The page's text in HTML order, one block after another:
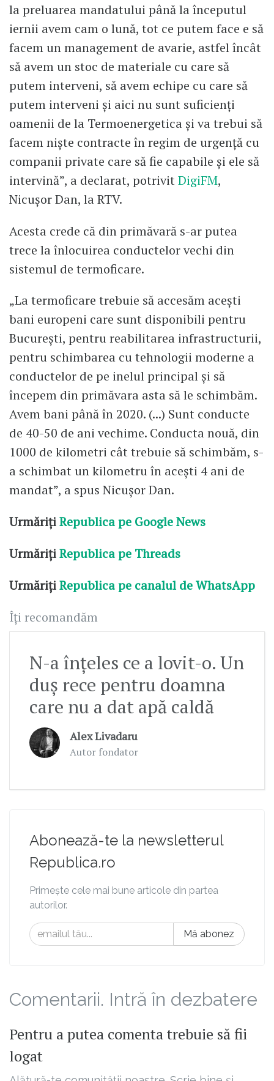
la preluarea mandatului până la începutul
iernii avem cam o lună, tot ce putem face e să
facem un management de avarie, astfel încât
să avem un stoc de materiale cu care să
putem interveni, să avem echipe cu care să
putem interveni și aici nu sunt suficienți
oamenii de la Termoenergetica și va trebui să
facem niște contracte în regim de urgență cu
companii private care să fie capabile și ele să
intervină”, a declarat, potrivit DigiFM,
Nicușor Dan, la RTV.
Acesta crede că din primăvară s-ar putea
trece la înlocuirea conductelor vechi din
sistemul de termoficare.
„La termoficare trebuie să accesăm acești
bani europeni care sunt disponibili pentru
București, pentru reabilitarea infrastructurii,
pentru schimbarea cu tehnologii moderne a
conductelor de pe inelul principal și să
începem din primăvara asta să le schimbăm.
Avem bani până în 2020. (...) Sunt conducte
de 40-50 de ani vechime. Conducta nouă, din
1000 de kilometri cât trebuie să schimbăm, s-
a schimbat un kilometru în acești 4 ani de
mandat”, a spus Nicușor Dan.
UrmărițiRepublica pe Google News
UrmărițiRepublica pe Threads
UrmărițiRepublica pe canalul de WhatsApp
Îți recomandăm
N-a înțeles ce a lovit-o. Un
duș rece pentru doamna
care nu a dat apă caldă
Alex Livadaru
Autor fondator
Abonează-te la newsletterul
Republica.ro
Primește cele mai bune articole din partea
autorilor.
Mă abonez
Comentarii. Intră în dezbatere
Pentru a putea comenta trebuie să fii
logat